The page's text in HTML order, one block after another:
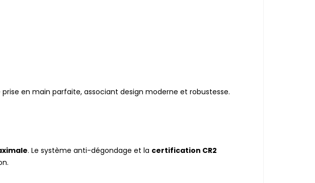
en main parfaite, associant design moderne et robustesse.
. Le système anti-dégondage et la certification CR2